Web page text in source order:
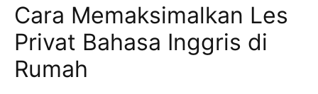
Cara Memaksimalkan Les
Privat Bahasa Inggris di
Rumah